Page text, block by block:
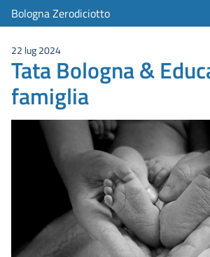
Bologna Zerodiciotto
22 lug 2024
Tata Bologna &
famiglia